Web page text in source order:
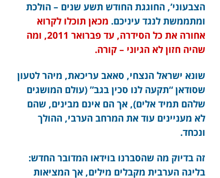
הצבעוני’, החוגגת החודש תשע שנים – הולכת
ומתממשת לנגד עיניכם. מכאן תוכלו לקרוא
אחורה את כל הסידרה, עד פברואר 2011, ומה
שהיה חזון לא הגיוני – קורה.
שונא ישראל הנצחי, סאאב עריכאת, מיהר לטעון
שסודאן “תקעה לנו סכין בגב” (עולם המושגים
שלהם תמיד אלים), אך הם אינם מבינים, שהם
לא מעניינים עוד את המרחב הערבי, ההולך
ונכחד.
זה בדיוק מה שהסברנו בוידאו המדובר החדש:
בליגה הערבית מקבלים מילים, אך המציאות